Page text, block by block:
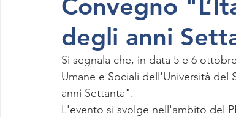
Convegno
degli anni
Si segnala che, in data 5 e 6
Umane e Sociali dell'Università
anni Settanta".
L'evento si svolge nell'ambito del